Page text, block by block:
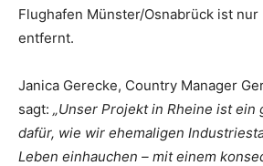
Flughafen Münster/Osnabrück ist
entfernt.
Janica Gerecke, Country Manager
sagt: „Unser Projekt in Rheine ist ein
dafür, wie wir ehemaligen
Leben einhauchen – mit einem